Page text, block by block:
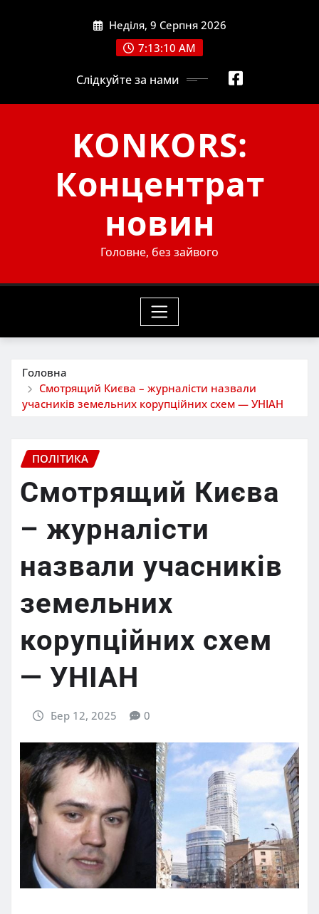
Неділя, 9 Серпня 2026
7:13:12 AM
Слідкуйте за нами
KONKORS:
Концентрат
новин
Головне, без зайвого
Головна
Смотрящий Києва – журналісти назвали
учасників земельних корупційних схем — УНІАН
ПОЛІТИКА
Смотрящий Києва
– журналісти
назвали учасників
земельних
корупційних схем
— УНІАН
Бер 12, 2025 0